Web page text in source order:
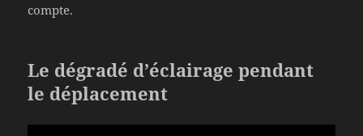
compte.
Le dégradé d’éclairage pendant
le déplacement